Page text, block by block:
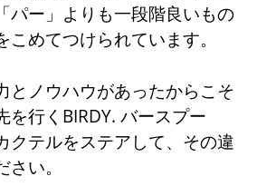
パー」よりも一段階良いもの
こめてつけられています。
とノウハウがあったからこそ
を行くBIRDY. バースプー
クテルをステアして、その違
い。